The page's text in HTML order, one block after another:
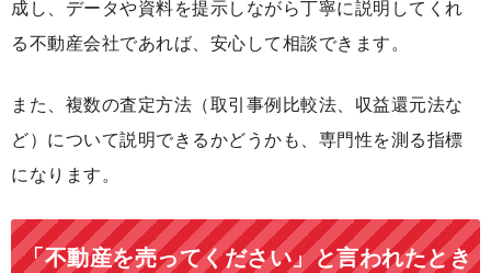
成し、データや資料を提示しながら丁寧に説明してくれ
る不動産会社であれば、安心して相談できます。
また、複数の査定方法（取引事例比較法、収益還元法な
ど）について説明できるかどうかも、専門性を測る指標
になります。
「不動産を売ってください」と言われたとき